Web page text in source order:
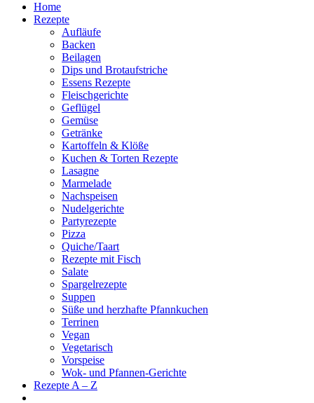
Home
Rezepte
Aufläufe
Backen
Beilagen
Dips und Brotaufstriche
Essens Rezepte
Fleischgerichte
Geflügel
Gemüse
Getränke
Kartoffeln & Klöße
Kuchen & Torten Rezepte
Lasagne
Marmelade
Nachspeisen
Nudelgerichte
Partyrezepte
Pizza
Quiche/Taart
Rezepte mit Fisch
Salate
Spargelrezepte
Suppen
Süße und herzhafte Pfannkuchen
Terrinen
Vegan
Vegetarisch
Vorspeise
Wok- und Pfannen-Gerichte
Rezepte A – Z